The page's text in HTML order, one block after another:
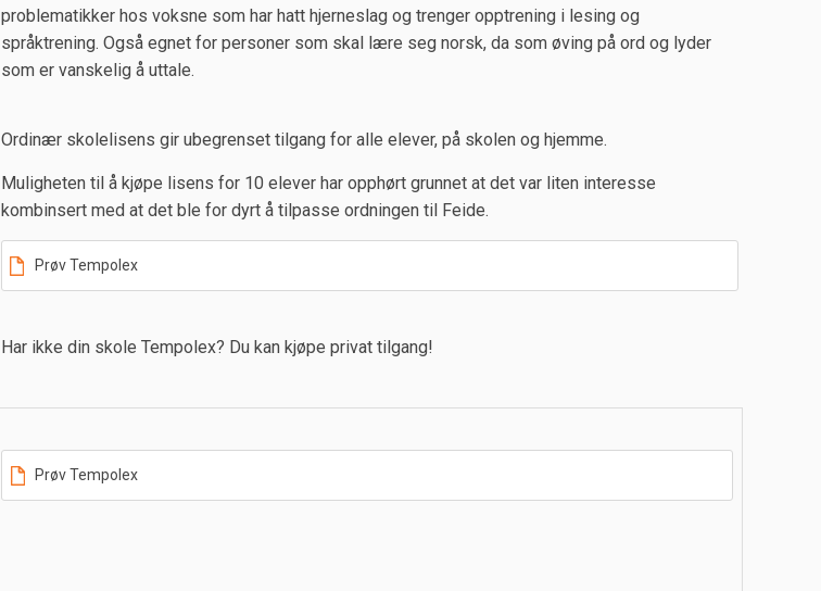
problematikker hos voksne som har hatt hjerneslag og trenger opptrening i lesing og
språktrening. Også egnet for personer som skal lære seg norsk, da som øving på ord og lyder
som er vanskelig å uttale.
Ordinær skolelisens gir ubegrenset tilgang for alle elever, på skolen og hjemme.
Muligheten til å kjøpe lisens for 10 elever har opphørt grunnet at det var liten interesse
kombinsert med at det ble for dyrt å tilpasse ordningen til Feide.
Prøv Tempolex
Har ikke din skole Tempolex? Du kan kjøpe privat tilgang!
Prøv Tempolex